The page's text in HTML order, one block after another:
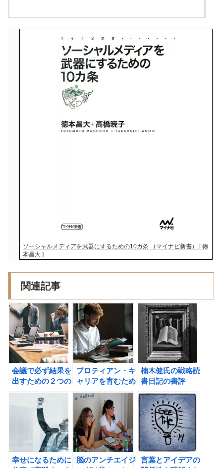
ソーシャルメディアを武器にするための10カ条 （マイナビ新書） [ 徳
本昌大 ]
関連記事
会議で必ず結果を
出すための２つの
方法。
プロティアン・キ
ャリアを育むため
の読書術
楠木健氏の戦略読
書日記の書評
幸せになるために
脳のアンチエイジ 言葉とアイデアの